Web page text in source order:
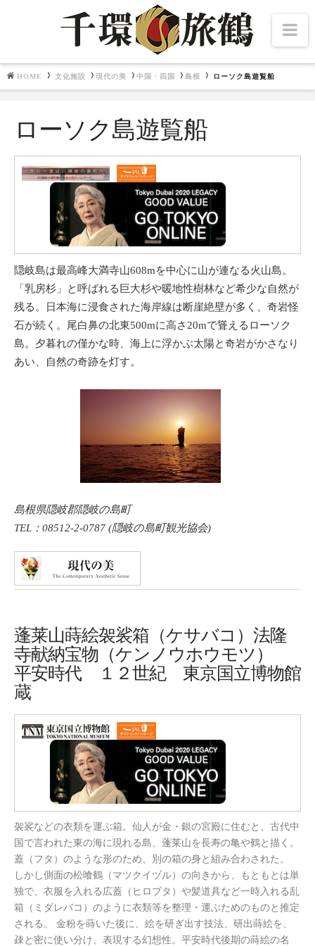
北海道・東北
関東
関西
中国・四国
千夜千冊
東博百選
HOME 文化施設 現代の美 中国・四国 島根 ローソク島遊覧船
ローソク島遊覧船
隠岐島は最高峰大満寺山608mを中心に山が連なる火山島。
「乳房杉」と呼ばれる巨大杉や暖地性樹林など希少な自然が
残る。日本海に浸食された海岸線は断崖絶壁が多く、奇岩怪
石が続く。尾白鼻の北東500mに高さ20mで聳えるローソク
島。夕暮れの僅かな時、海上に浮かぶ太陽と奇岩がかさなり
あい、自然の奇跡を灯す。
島根県隠岐郡隠岐の島町
TEL：08512-2-0787 (隠岐の島町観光協会)
蓬莱山蒔絵袈裟箱（ケサバコ）法隆
寺献納宝物（ケンノウホウモツ）
平安時代 １２世紀 東京国立博物館
蔵
袈裟などの衣類を運ぶ箱。仙人が金・銀の宮殿に住むと、古代中
国で言われた東の海に現れる島、蓬莱山を長寿の亀や鶴と描く。
蓋（フタ）のような形のため、別の箱の身と組み合わされた。
しかし側面の松喰鶴（マツクイヅル）の向きから、もともとは単
独で、衣服を入れる広蓋（ヒロブタ）や髪道具など一時入れる乱
箱（ミダレバコ）のように衣類等を整理・運ぶためのものと推定
される。 金粉を蒔いた後に、絵を研ぎ出す技法、研出蒔絵を、
疎と密に使い分け、表現する幻想性。平安時代後期の蒔絵の名